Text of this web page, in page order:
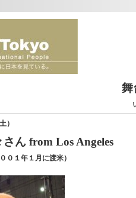
舞
）
ん from Los Angeles
０１年１月に渡米）